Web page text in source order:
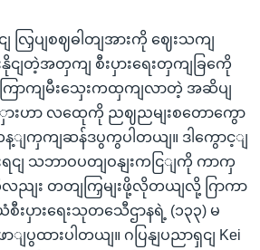
ျ လြှပျစဈဓါတျအားကို ဈေးသကျ
ငျတဲ့အတှကျ စီးပှားရေးတှကျခြကေို
ကြောကျမီးသှေးကထှကျလာတဲ့ အဆိပျ
းဟာ လထေုကို ညဈညမျးစတောကွော
ကှကျဆန်ဒပွကွပါတယျ။ ဒါကွောင့ျ
ရငျ သဘာဝပတျဝနျးကငြျကို ကာကှ
ျး တတျကြှမျးဖို့လိုတယျလို့ ဂြာကာ
ပှားရေးသုတသေီဌာနရဲ့ (၁၃၃) မ
ာျပွထားပါတယျ။ ဂပြနျပညာရှငျ Kei